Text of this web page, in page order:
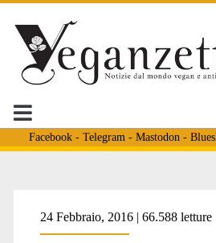
Facebook- Telegram - Mastodon -
Tag:
24 Febbraio, 2016 | 66.588 letture